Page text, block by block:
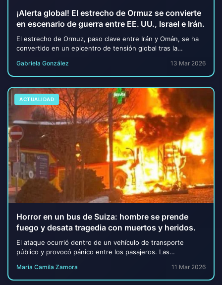
¡Alerta global! El estrecho de Ormuz se convierte
en escenario de guerra entre EE. UU., Israel e Irán.
El estrecho de Ormuz, paso clave entre Irán y Omán, se ha
convertido en un epicentro de tensión global tras la
Gabriela González 13 Mar 2026
ACTUALIDAD
Horror en un bus de Suiza: hombre se prende
fuego y desata tragedia con muertos y heridos.
El ataque ocurrió dentro de un vehículo de transporte
público y provocó pánico entre los pasajeros. Las
Maria Camila Zamora 11 Mar 2026